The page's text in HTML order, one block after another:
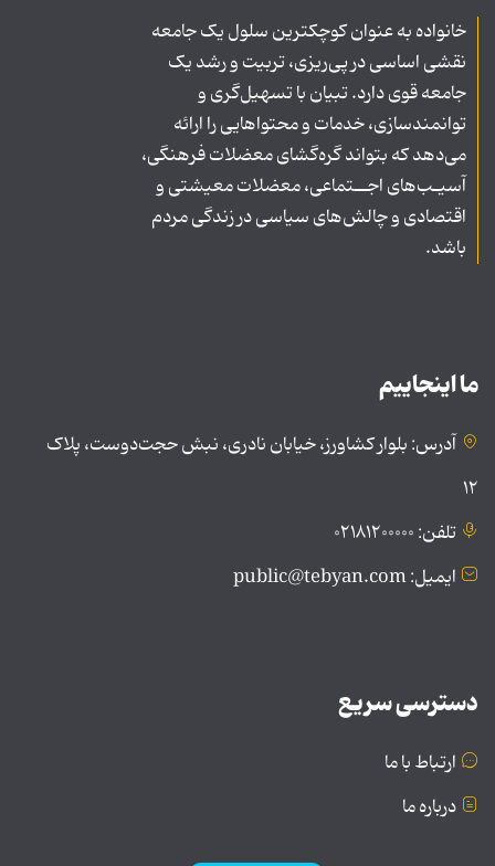
خانواده به عنوان کوچکترین سلول یک جامعه
نقشی اساسی در پی‌ریزی، تربیت و رشد یک
جامعه قوی دارد. تبیان با تسهیل‌گری و
توانمندسازی، خدمات و محتواهایی را ارائه
می‌دهد که بتواند گره‌گشای معضلات فرهنگی،
آسیـب‌های اجــتماعی، معضلات معیشتی و
اقتصادی و چالش‌های سیاسی در زندگی مردم
باشد.
ما اینجاییم
آدرس: بلوار کشاورز، خیابان نادری، نبش حجت‌دوست، پلاک
۱۲
تلفن: ۰۲۱۸۱۲۰۰۰۰۰
ایمیل: public@tebyan.com
دسترسی سریع
ارتباط با ما
درباره ما